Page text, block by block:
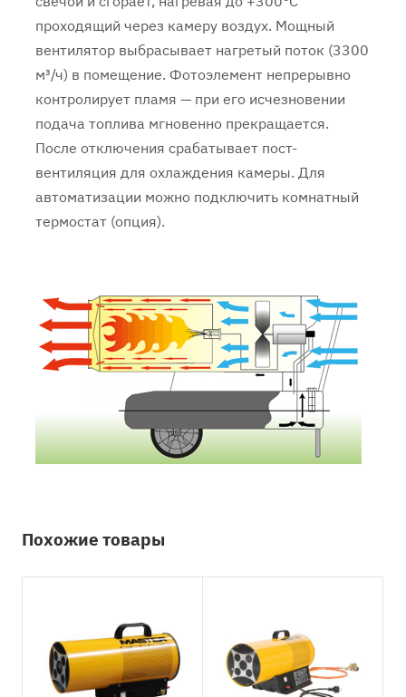
проходящий через камеру воздух. Мощный
вентилятор выбрасывает нагретый поток (3300
м³/ч) в помещение. Фотоэлемент непрерывно
контролирует пламя — при его исчезновении
подача топлива мгновенно прекращается.
После отключения срабатывает пост-
вентиляция для охлаждения камеры. Для
автоматизации можно подключить комнатный
термостат (опция).
Похожие товары